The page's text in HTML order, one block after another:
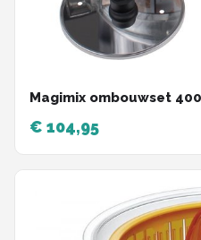
Magimix ombouwset
€ 104,95